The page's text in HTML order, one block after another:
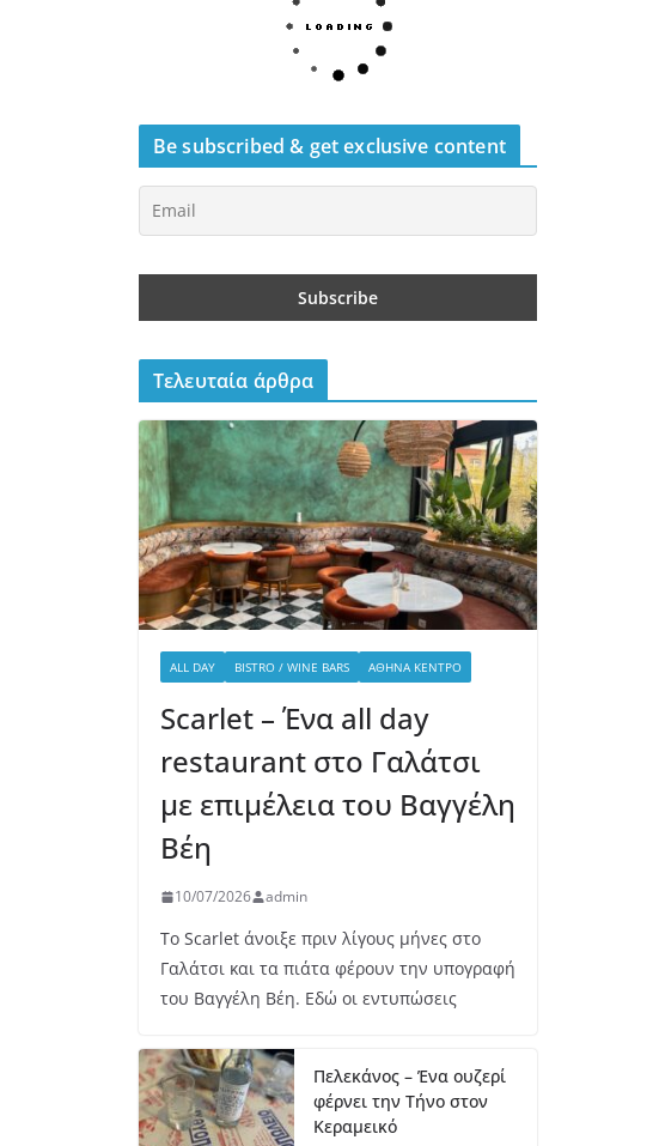
Be subscribed & get exclusive content
Τελευταία άρθρα
ALL DAY BISTRO / WINE BARS ΑΘΉΝΑ ΚΈΝΤΡΟ
Scarlet – Ένα all day
restaurant στο Γαλάτσι
με επιμέλεια του Βαγγέλη
Βέη
10/07/2026 admin
Το Scarlet άνοιξε πριν λίγους μήνες στο
Γαλάτσι και τα πιάτα φέρουν την υπογραφή
του Βαγγέλη Βέη. Εδώ οι εντυπώσεις
Πελεκάνος – Ένα ουζερί
φέρνει την Τήνο στον
Κεραμεικό